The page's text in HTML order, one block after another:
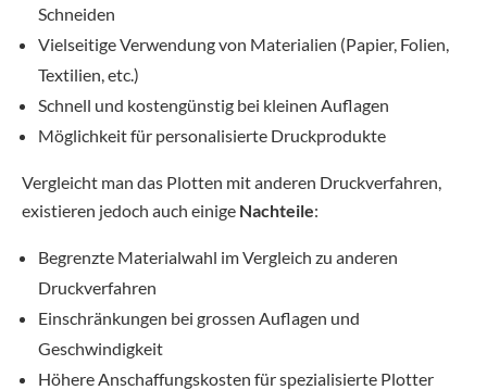
Schneiden
Vielseitige Verwendung von Materialien (Papier, Folien,
Textilien, etc.)
Schnell und kostengünstig bei kleinen Auflagen
Möglichkeit für personalisierte Druckprodukte
Vergleicht man das Plotten mit anderen Druckverfahren,
existieren jedoch auch einige Nachteile:
Begrenzte Materialwahl im Vergleich zu anderen
Druckverfahren
Einschränkungen bei grossen Auflagen und
Geschwindigkeit
Höhere Anschaffungskosten für spezialisierte Plotter